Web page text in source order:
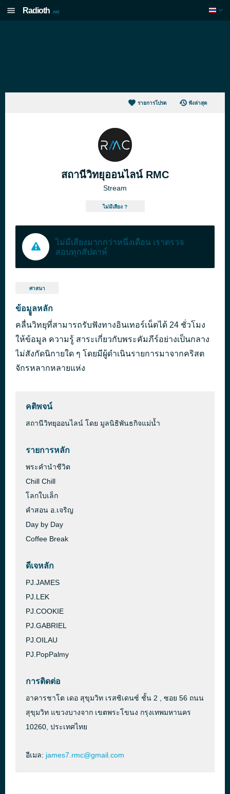
Radioth .net
รายการโปรด ฟังล่าสุด
สถานีวิทยุออนไลน์ RMC
Stream
ไม่มีเสียง ?
ไม่มีเสียงมากกว่าหนึ่งเดือน เราตรวจ
สอบทุกสัปดาห์
ศาสนา
ข้อมููลหลัก
คลื่นวิทยุที่สามารถรับฟังทางอินเทอร์เน็ตได้ 24 ชั่วโมง
ให้ข้อมูล ความรู้ สาระเกี่ยวกับพระคัมภีร์อย่างเป็นกลาง
ไม่สังกัดนิกายใด ๆ โดยมีผู้ดำเนินรายการมาจากคริสต
จักรหลากหลายแห่ง
คติพจน์
สถานีวิทยุออนไลน์ โดย มูลนิธิพันธกิจแม่น้ำ
รายการหลัก
พระคำนำชีวิต
Chill Chill
โลกใบเล็ก
คำสอน อ.เจริญ
Day by Day
Coffee Break
ดีเจหลัก
PJ.JAMES
PJ.LEK
PJ.COOKIE
PJ.GABRIEL
PJ.OILAU
PJ.PopPalmy
การติดต่อ
อาคารชาโต เดอ สุขุมวิท เรสซิเดนซ์ ชั้น 2 , ซอย 56 ถนน
สุขุมวิท แขวงบางจาก เขตพระโขนง กรุงเทพมหานคร
10260, ประเทศไทย
อีเมล: james7.rmc@gmail.com